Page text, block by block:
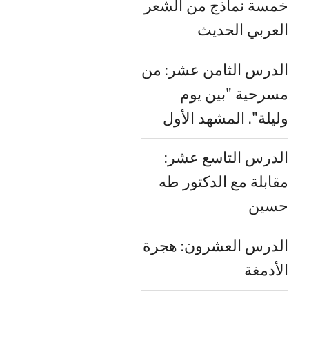
خمسة نماذج من الشعر
العربي الحديث
الدرس الثامن عشر: من
مسرحية "بين يوم
وليلة". المشهد الأول
الدرس التاسع عشر:
مقابلة مع الدكتور طه
حسين
الدرس العشرون: هجرة
الأدمغة